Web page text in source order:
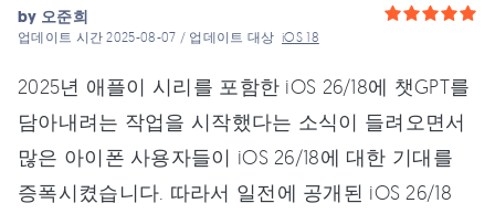
by 오준희
업데이트 시간 2025-08-07 / 업데이트 대상iOS 18
2025년 애플이 시리를 포함한 iOS 26/18에 챗GPT를
담아내려는 작업을 시작했다는 소식이 들려오면서
많은 아이폰 사용자들이 iOS 26/18에 대한 기대를
증폭시켰습니다. 따라서 일전에 공개된 iOS 26/18